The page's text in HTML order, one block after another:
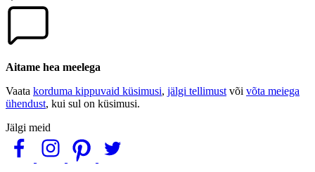
Aitame hea meelega
Vaata korduma kippuvaid küsimusi, jälgi tellimust või võta meiega
ühendust, kui sul on küsimusi.
Jälgi meid